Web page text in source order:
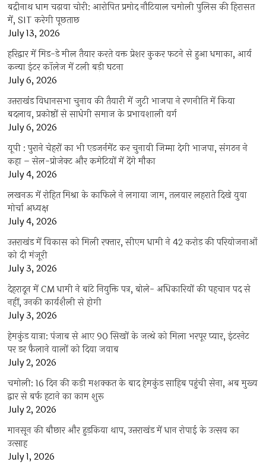
बद्रीनाथ धाम चढ़ावा चोरी: आरोपित प्रमोद नौटियाल चमोली पुलिस की हिरासत
में, SIT करेगी पूछताछ
July 13, 2026
हरिद्वार में मिड-डे मील तैयार करते वक्त प्रेशर कुकर फटने से हुआ धमाका, आर्य
कन्या इंटर कॉलेज में टली बड़ी घटना
July 6, 2026
उत्तराखंंड विधानसभा चुनाव की तैयारी में जुटी भाजपा ने रणनीति में किया
बदलाव, प्रकोष्ठों से साधेगी समाज के प्रभावशाली वर्ग
July 6, 2026
यूपी : पुराने चेहरों का भी एडजर्नमेंट कर चुनावी जिम्मा देगी भाजपा, संगठन ने
कहा – सेल-प्रोजेक्ट और कमेटियों में देंगे मौका
July 4, 2026
लखनऊ में रोहित मिश्रा के काफिले ने लगाया जाम, तलवार लहराते दिखे युवा
मोर्चा अध्यक्ष
July 4, 2026
उत्तराखंड में विकास को मिली रफ्तार, सीएम धामी ने 42 करोड़ की परियोजनाओं
को दी मंजूरी
July 3, 2026
देहरादून में CM धामी ने बांटे नियुक्ति पत्र, बोले- अधिकारियों की पहचान पद से
नहीं, उनकी कार्यशैली से होगी
July 3, 2026
हेमकुंड यात्रा: पंजाब से आए 90 सिखों के जत्थे को मिला भरपूर प्यार, इंटरनेट
पर डर फैलाने वालों को दिया जवाब
July 2, 2026
चमोली: 16 दिन की कड़ी मशक्कत के बाद हेमकुंड साहिब पहुंची सेना, अब मुख्य
द्वार से बर्फ हटाने का काम शुरू
July 2, 2026
मानसून की बौछार और हुड़किया थाप, उत्तराखंड में धान रोपाई के उत्सव का
उत्साह
July 1, 2026